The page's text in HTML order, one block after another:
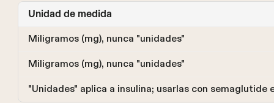
Unidad de medida
Miligramos (mg), nunca "unidades"
Miligramos (mg), nunca "unidades"
"Unidades" aplica a insulina; usarlas con semaglutide